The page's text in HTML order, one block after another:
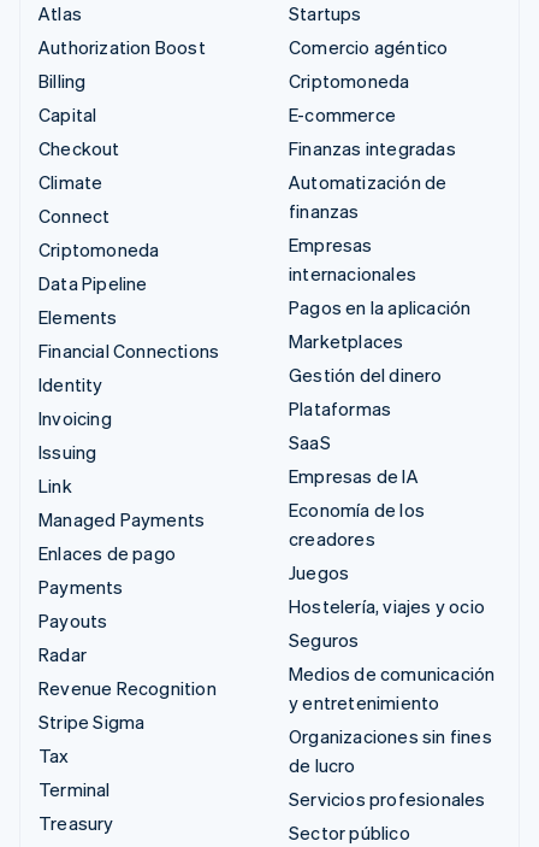
Atlas
Authorization Boost
Billing
Capital
Checkout
Climate
Connect
Criptomoneda
Data Pipeline
Elements
Financial Connections
Identity
Invoicing
Issuing
Link
Managed Payments
Enlaces de pago
Payments
Payouts
Radar
Revenue Recognition
Stripe Sigma
Tax
Terminal
Treasury
Startups
Comercio agéntico
Criptomoneda
E-commerce
Finanzas integradas
Automatización de
finanzas
Empresas
internacionales
Pagos en la aplicación
Marketplaces
Gestión del dinero
Plataformas
SaaS
Empresas de IA
Economía de los
creadores
Juegos
Hostelería, viajes y ocio
Seguros
Medios de comunicación
y entretenimiento
Organizaciones sin fines
de lucro
Servicios profesionales
Sector público